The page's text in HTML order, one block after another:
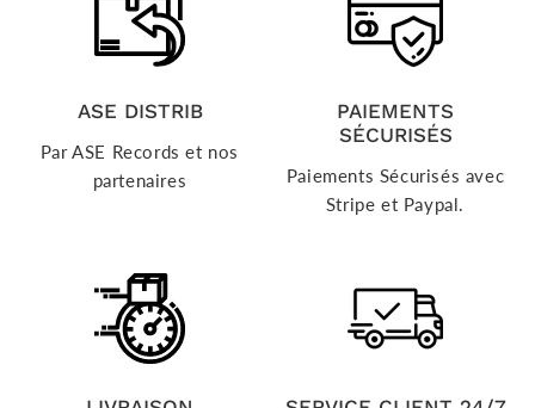
ASE DISTRIB
Par ASE Records et nos
partenaires
PAIEMENTS
SÉCURISÉS
Paiements Sécurisés avec
Stripe et Paypal.